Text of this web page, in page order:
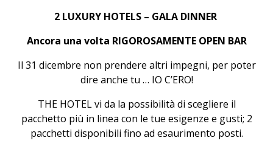
2 LUXURY HOTELS – GALA DINNER
Ancora una volta RIGOROSAMENTE OPEN BAR
Il 31 dicembre non prendere altri impegni, per poter
dire anche tu … IO C’ERO!
THE HOTEL vi da la possibilità di scegliere il
pacchetto più in linea con le tue esigenze e gusti; 2
pacchetti disponibili fino ad esaurimento posti.